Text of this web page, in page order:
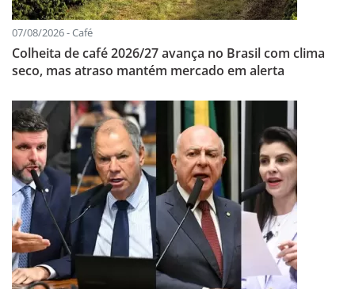
07/08/2026 - Café
Colheita de café 2026/27 avança no Brasil com clima
seco, mas atraso mantém mercado em alerta